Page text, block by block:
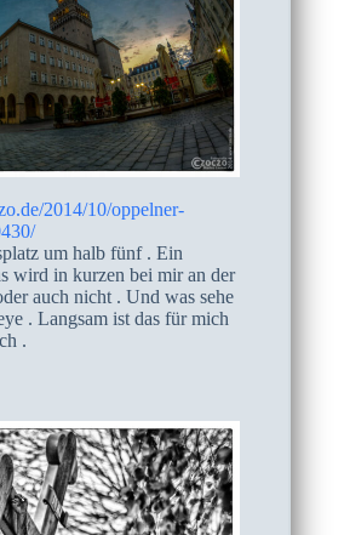
2014/10/oppelner-
um halb fünf . Ein
wird in kurzen bei mir an der
auch nicht . Und was sehe
. Langsam ist das für mich
.